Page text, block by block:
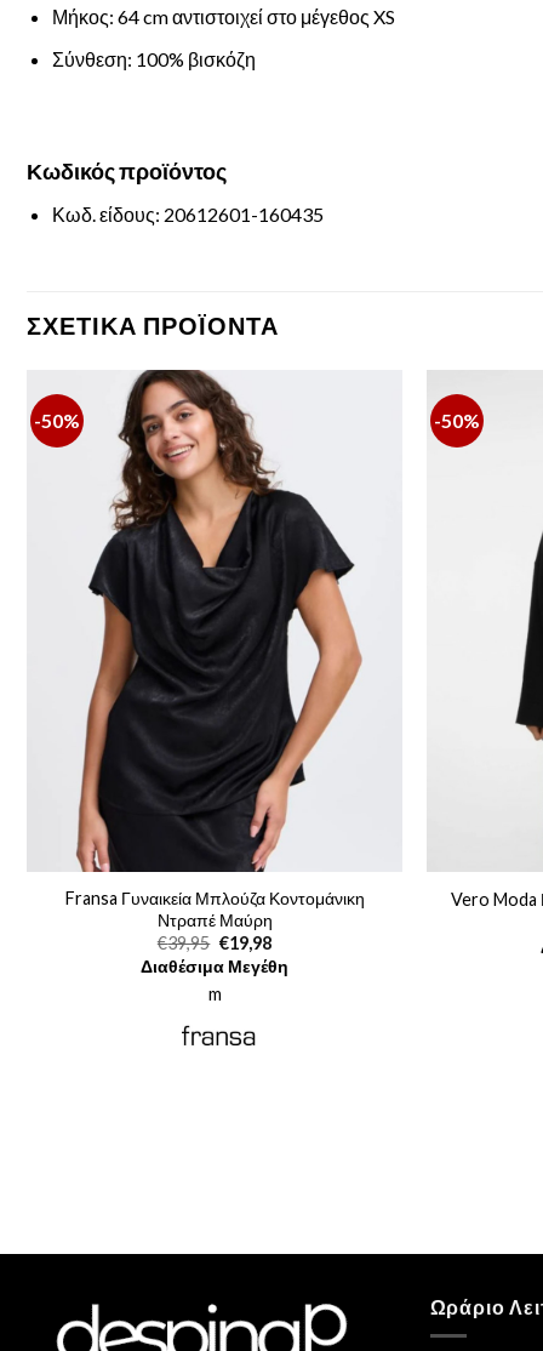
Μήκος: 64 cm αντιστοιχεί στο μέγεθος XS
Σύνθεση: 100% βισκόζη
Κωδικόςπροϊόντος
Κωδ. είδους: 20612601-160435
ΣΧΕΤΙΚΆ ΠΡΟΪΌΝΤΑ
-50%
Fransa Γυναικεία Μπλούζα Κοντομάνικη
Ντραπέ Μαύρη
€39,95 Original
price
was:
€39,95.
€19,98Η
τρέχουσα
τιμή
Διαθέσιμα Μεγέθη
m
-50%
Vero Moda
Ωράριο